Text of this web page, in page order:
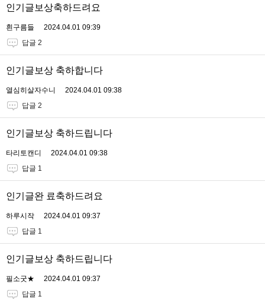
인기글보상축하드려요
흰구름들
2024.04.01 09:39
답글 2
인기글보상 축하합니다
열심히살자수니
2024.04.01 09:38
답글 2
인기글보상 축하드립니다
타리토캔디
2024.04.01 09:38
답글 1
인기글완 료축하드려요
하루시작
2024.04.01 09:37
답글 1
인기글보상 축하드립니다
필소굿★
2024.04.01 09:37
답글 1